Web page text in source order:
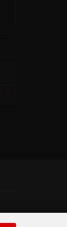
...
»